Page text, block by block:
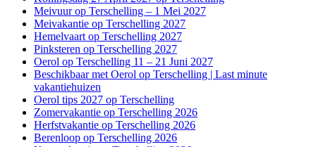
Meivuur op Terschelling – 1 Mei 2027
Meivakantie op Terschelling 2027
Hemelvaart op Terschelling 2027
Pinksteren op Terschelling 2027
Oerol op Terschelling 11 – 21 Juni 2027
Beschikbaar met Oerol op Terschelling | Last minute
vakantiehuizen
Oerol tips 2027 op Terschelling
Zomervakantie op Terschelling 2026
Herfstvakantie op Terschelling 2026
Berenloop op Terschelling 2026